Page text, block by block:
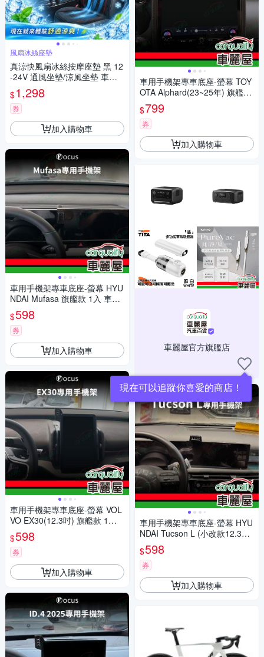
風扇冰絲座墊
真涼快風扇冰絲按摩座墊 黑 12
-24V 通風坐墊/涼風坐墊 車麗
屋
$1,298
券
加入購物車
車用手機架專車底座-螢幕 HYU
NDAI Mufasa 旗艦款 1入 車麗
屋
$598
券
加入購物車
車用手機架專車底座-螢幕 VOL
VO EX30(12.3吋) 旗艦款 1入
車麗屋
$598
券
加入購物車
車用手機架專車底座-螢幕 TOY
OTA Alphard(23~25年) 旗艦款
1入 車麗屋
$799
券
加入購物車
車麗屋官方旗艦店
現在可以追蹤你喜愛的商店！
車用手機架專車底座-螢幕 HYU
NDAI Tucson L (小改款12.3吋)
$598
券
加入購物車